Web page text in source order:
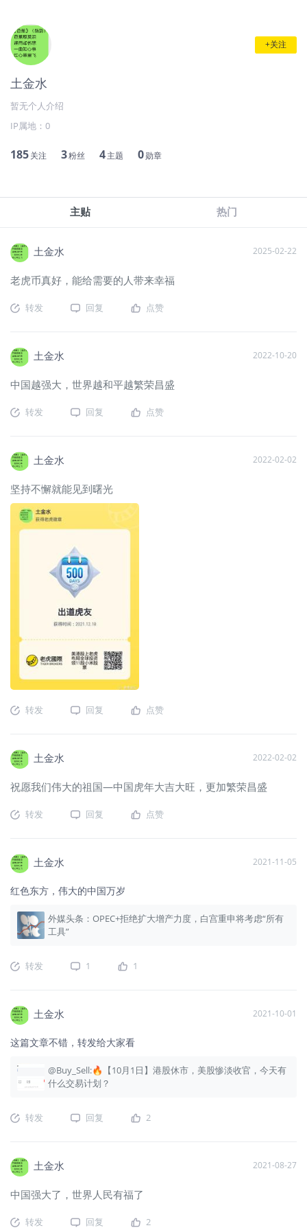
+关注
土金水
暂无个人介绍
IP属地： 0
185关注 3粉丝 4主题 0勋章
主贴 热门
土金水 2025-02-22
老虎币真好，能给需要的人带来幸福
转发 回复 点赞
土金水 2022-10-20
中国越强大，世界越和平越繁荣昌盛
转发 回复 点赞
土金水 2022-02-02
坚持不懈就能见到曙光
转发 回复 点赞
土金水 2022-02-02
祝愿我们伟大的祖国―中国虎年大吉大旺，更加繁荣昌盛
转发 回复 点赞
土金水 2021-11-05
红色东方，伟大的中国万岁
外媒头条：OPEC+拒绝扩大增产力度，白宫重申将考虑“所有
工具”
转发 1 1
土金水 2021-10-01
这篇文章不错，转发给大家看
@Buy_Sell:🔥【10月1日】港股休市，美股惨淡收官，今天有
什么交易计划？
转发 回复 2
土金水 2021-08-27
中国强大了，世界人民有福了
转发 回复 2